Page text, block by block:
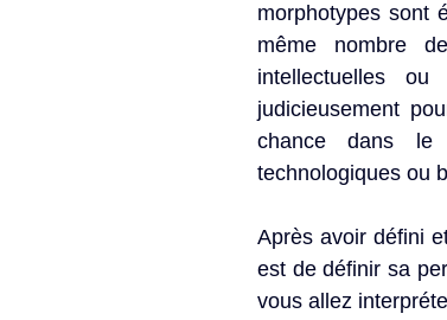
morphotypes sont
même nombre
intellectuelles
judicieusement
chance dans le
technologiques ou
Après avoir défini
est de définir sa
vous allez